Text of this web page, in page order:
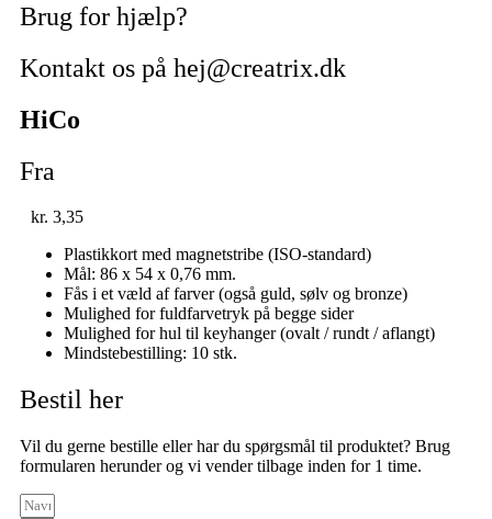
Brug for hjælp?
Kontakt os på hej@creatrix.dk
HiCo
Fra
kr. 3,35
Plastikkort med magnetstribe (ISO-standard)
Mål: 86 x 54 x 0,76 mm.
Fås i et væld af farver (også guld, sølv og bronze)
Mulighed for fuldfarvetryk på begge sider
Mulighed for hul til keyhanger (ovalt / rundt / aflangt)
Mindstebestilling: 10 stk.
Bestil her
Vil du gerne bestille eller har du spørgsmål til produktet? Brug
formularen herunder og vi vender tilbage inden for 1 time.